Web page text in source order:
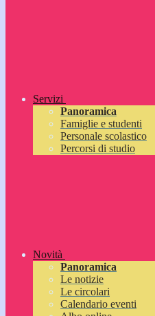
Servizi
Panoramica
Famiglie e studenti
Personale scolastico
Percorsi di studio
Novità
Panoramica
Le notizie
Le circolari
Calendario eventi